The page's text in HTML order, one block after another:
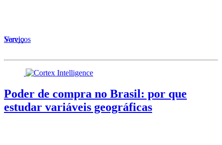
Serviços
Varejo
Poder de compra no Brasil: por que
estudar variáveis geográficas